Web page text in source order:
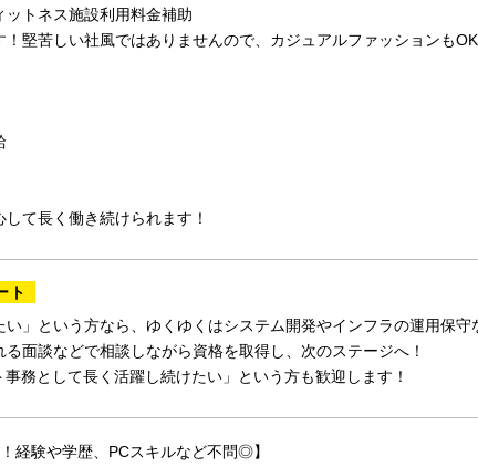
トネス施設利用料金補助
堅苦しい社風ではありませんので、カジュアルファッションもOK
て長く働き続けられます！
ト
い」という方なら、ゆくゆくはシステム開発やインフラの運用保
面談などで相談しながら資格を取得し、次のステージへ！
務として長く活躍し続けたい」という方も歓迎します！
経験や学歴、PCスキルなど不問◎】